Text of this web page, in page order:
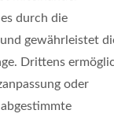
durch die
gewährleistet
Drittens
oder